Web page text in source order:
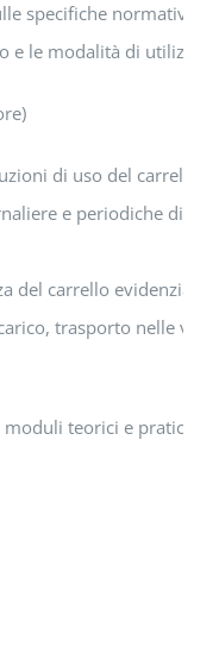
specifiche normative
e le modalità di utilizzo
di uso del carrello,
e periodiche di
del carrello
trasporto nelle
teorici e pratici.